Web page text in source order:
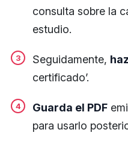
consulta sobre la
estudio.
Seguidamente,
certificado’.
Guarda el PDF
para usarlo